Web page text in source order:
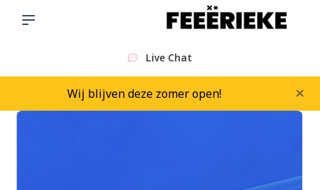
Sinds 2015
Wij blijven deze zomer open! ×